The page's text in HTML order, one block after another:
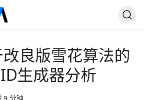
良版雪花算法的
生成器分析